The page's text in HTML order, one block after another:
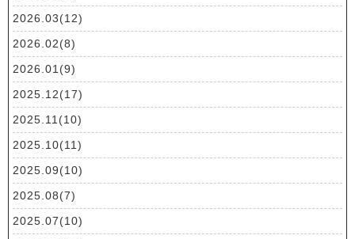
2026.03(12)
2026.02(8)
2026.01(9)
2025.12(17)
2025.11(10)
2025.10(11)
2025.09(10)
2025.08(7)
2025.07(10)